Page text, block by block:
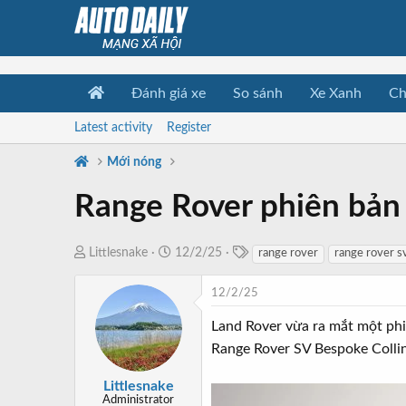
Đánh giá xe So sánh Xe Xanh
Latest activity Register
Mới nóng
Range Rover phiên
T
Littlesnake
N
y
b
ắ
12/2/25
g
range rover range rover
Littlesnake
Administrator
12/2/25
Land Rover vừa ra mắt một
Range Rover SV Bespoke